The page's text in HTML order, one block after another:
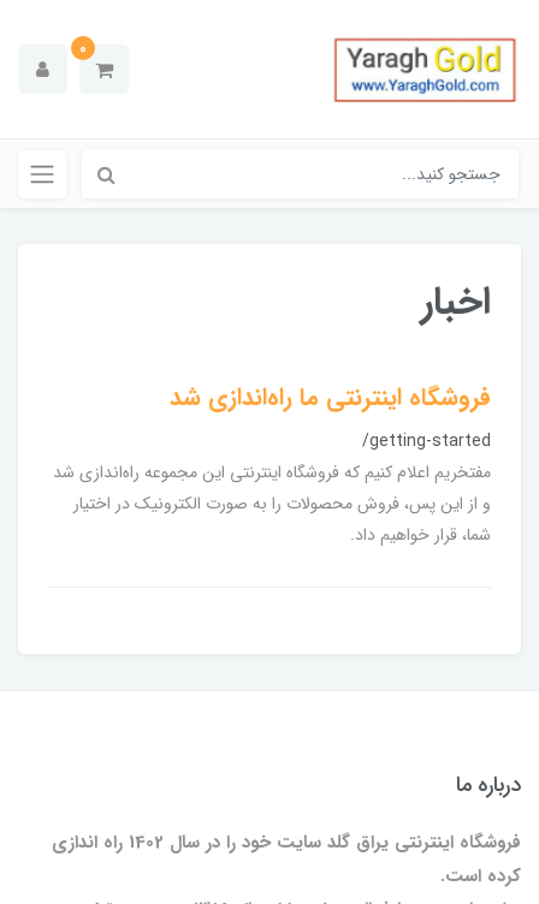
0
اخبار
فروشگاه اینترنتی ما راه‌اندازی شد
/getting-started
مفتخریم اعلام کنیم که فروشگاه اینترنتی این مجموعه راه‌اندازی شد
و از این پس، فروش محصولات را به صورت الکترونیک در اختیار
شما، قرار خواهیم داد.
درباره ما
فروشگاه اینترنتی یراق گلد سایت خود را در سال 1402 راه اندازی
کرده است.